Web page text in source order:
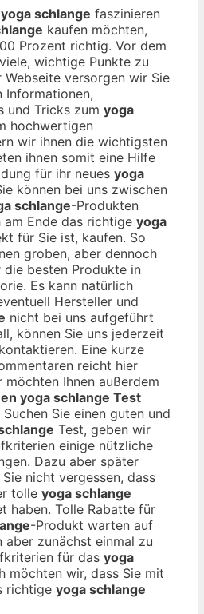
yoga schlange faszinieren
kaufen möchten,
Prozent richtig. Vor dem
wichtige Punkte zu
versorgen wir Sie
Informationen,
und Tricks zum yoga
hochwertigen
wir ihnen die wichtigsten
ihnen somit eine Hilfe
für ihr neues yoga
können bei uns zwischen
schlange-Produkten
Ende das richtige yoga
für Sie ist, kaufen. So
groben, aber dennoch
besten Produkte in
Es kann natürlich
Hersteller und
nicht bei uns aufgeführt
können Sie uns jederzeit
Eine kurze
reicht hier
Ihnen außerdem
yoga schlange Test
Sie einen guten und
Test, geben wir
einige nützliche
Dazu aber später
nicht vergessen, dass
tolle yoga schlange
haben. Tolle Rabatte für
-Produkt warten auf
aber zunächst einmal zu
für das yoga
möchten wir, dass Sie mit
richtige yoga schlange